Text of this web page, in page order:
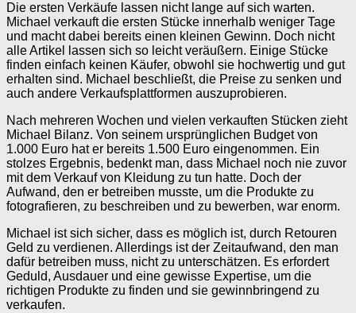
Die ersten Verkäufe lassen nicht lange auf sich warten.
Michael verkauft die ersten Stücke innerhalb weniger Tage
und macht dabei bereits einen kleinen Gewinn. Doch nicht
alle Artikel lassen sich so leicht veräußern. Einige Stücke
finden einfach keinen Käufer, obwohl sie hochwertig und gut
erhalten sind. Michael beschließt, die Preise zu senken und
auch andere Verkaufsplattformen auszuprobieren.
Nach mehreren Wochen und vielen verkauften Stücken zieht
Michael Bilanz. Von seinem ursprünglichen Budget von
1.000 Euro hat er bereits 1.500 Euro eingenommen. Ein
stolzes Ergebnis, bedenkt man, dass Michael noch nie zuvor
mit dem Verkauf von Kleidung zu tun hatte. Doch der
Aufwand, den er betreiben musste, um die Produkte zu
fotografieren, zu beschreiben und zu bewerben, war enorm.
Michael ist sich sicher, dass es möglich ist, durch Retouren
Geld zu verdienen. Allerdings ist der Zeitaufwand, den man
dafür betreiben muss, nicht zu unterschätzen. Es erfordert
Geduld, Ausdauer und eine gewisse Expertise, um die
richtigen Produkte zu finden und sie gewinnbringend zu
verkaufen.